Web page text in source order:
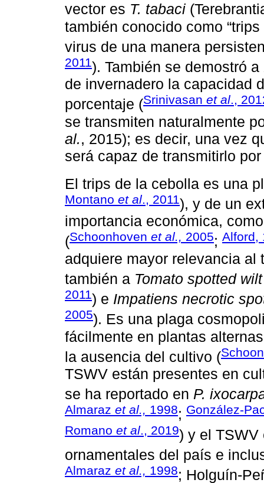
vector es T. tabaci
también conocido como
virus de una manera
2011). También se demostró a
de invernadero la capacidad
porcentaje (Srinivasan et al.,
se transmiten naturalmente
al., 2015); es decir, una vez
será capaz de transmitirlo
El trips de la cebolla es una
Montano et al., 2011), y de un
importancia económica,
(Schoonhoven et al., 2005; Alford,
adquiere mayor relevancia al
también a Tomato spotted
2011) e Impatiens necrotic
2005). Es una plaga
fácilmente en plantas
la ausencia del cultivo (
TSWV están presentes en
se ha reportado en P.
Almaraz et al., 1998; González-
Romano et al., 2019) y el
ornamentales del país e
Almaraz et al., 1998; Holguín-